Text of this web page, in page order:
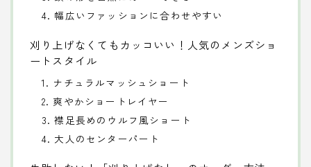
4. 幅広いファッションに合わせやすい
刈り上げなくてもカッコいい！人気のメンズショ
ートスタイル
1. ナチュラルマッシュショート
2. 爽やかショートレイヤー
3. 襟足長めのウルフ風ショート
4. 大人のセンターパート